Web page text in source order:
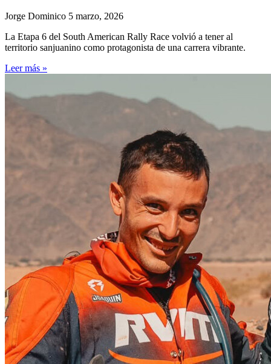
Jorge Dominico 5 marzo, 2026
La Etapa 6 del South American Rally Race volvió a tener al
territorio sanjuanino como protagonista de una carrera vibrante.
Leer más »